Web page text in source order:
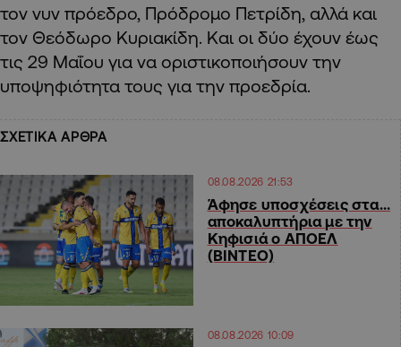
τον νυν πρόεδρο, Πρόδρομο Πετρίδη, αλλά και
τον Θεόδωρο Κυριακίδη. Και οι δύο έχουν έως
τις 29 Μαΐου για να οριστικοποιήσουν την
υποψηφιότητα τους για την προεδρία.
ΣΧΕΤΙΚΑ ΑΡΘΡΑ
08.08.2026 21:53
Άφησε υποσχέσεις στα…
αποκαλυπτήρια με την
Κηφισιά ο ΑΠΟΕΛ
(ΒΙΝΤΕΟ)
08.08.2026 10:09